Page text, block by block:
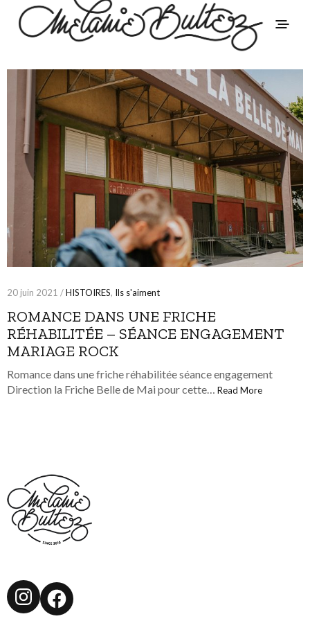
20 juin 2021 /HISTOIRES, Ils s'aiment
ROMANCE DANS UNE FRICHE
RÉHABILITÉE – SÉANCE ENGAGEMENT
MARIAGE ROCK
Romance dans une friche réhabilitée séance engagement
Direction la Friche Belle de Mai pour cette… Read More
Instagram
Facebook